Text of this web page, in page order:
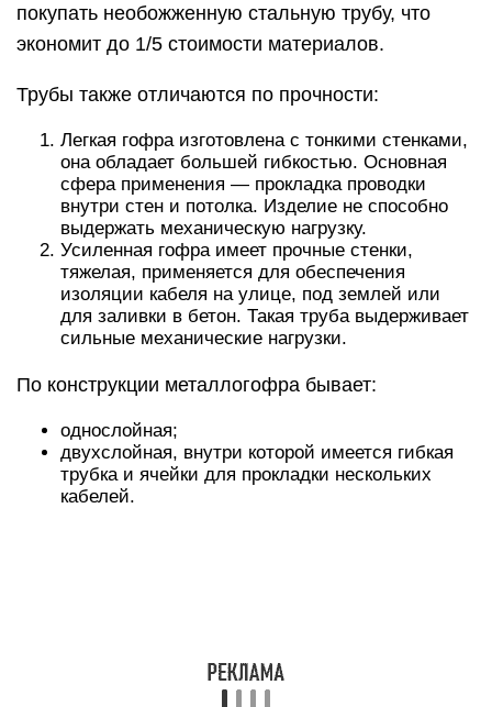
покупать необожженную стальную трубу, что
экономит до 1/5 стоимости материалов.
Трубы также отличаются по прочности:
Легкая гофра изготовлена с тонкими стенками,
она обладает большей гибкостью. Основная
сфера применения — прокладка проводки
внутри стен и потолка. Изделие не способно
выдержать механическую нагрузку.
Усиленная гофра имеет прочные стенки,
тяжелая, применяется для обеспечения
изоляции кабеля на улице, под землей или
для заливки в бетон. Такая труба выдерживает
сильные механические нагрузки.
По конструкции металлогофра бывает:
однослойная;
двухслойная, внутри которой имеется гибкая
трубка и ячейки для прокладки нескольких
кабелей.
ПВК + изоляция из оцинкованной стали;
EVA (этиленвинилацеттат) с гладкой